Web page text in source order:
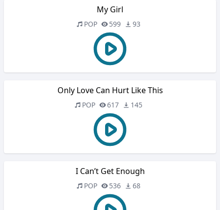
My Girl
POP 599 93
Only Love Can Hurt Like This
POP 617 145
I Can’t Get Enough
POP 536 68